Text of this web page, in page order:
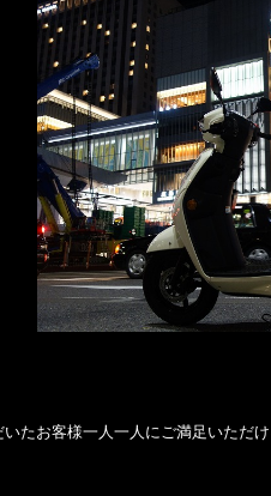
たお客様一人一人にご満足いただ